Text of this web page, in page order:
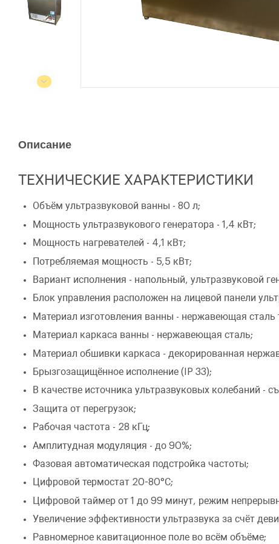
Описание
ТЕХНИЧЕСКИЕ ХАРАКТЕРИСТИКИ
Объём ультразвуковой ванны - 80 л;
Мощность ультразвукового генератора - 1,4 кВт;
Мощность нагревателей - 4,1 кВт;
Потребляемая мощность - 5,5 кВт;
Вариант исполнения - напольный, ультразвуковой
Блок управления расположен на лицевой панели
Материал изготовления ванны - нержавеющая
Материал каркаса ванны - нержавеющая сталь;
Материал обшивки каркаса - декорированная
Брызгозащищённое исполнение (IP 33);
В качестве источника ультразвуковых колебаний -
Защита от перегрузок;
Рабочая частота - 28 кГц;
Амплитудная модуляция - до 90%;
Фазовая автоматическая подстройка частоты;
Цифровой термостат 20-80°С;
Цифровой таймер от 1 до 99 минут, режим
Увеличение эффективности ультразвука за счёт
Равномерное кавитационное поле во всём объёме;